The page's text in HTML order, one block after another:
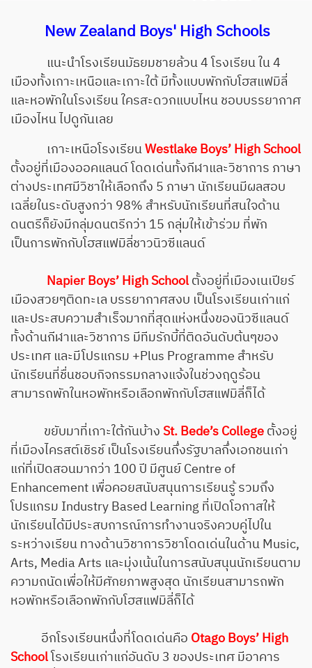
New Zealand Boys' High Schools
แนะนำโรงเรียนมัธยมชายล้วน 4 โรงเรียน ใน 4
เมืองทั้งเกาะเหนือและเกาะใต้ มีทั้งแบบพักกับโฮสแฟมิลี่
และหอพักในโรงเรียน ใครสะดวกแบบไหน ชอบบรรยากาศ
เมืองไหน ไปดูกันเลย
เกาะเหนือโรงเรียนWestlake Boys’ High School
ตั้งอยู่ที่เมืองออคแลนด์ โดดเด่นทั้งกีฬาและวิชาการ ภาษา
ต่างประเทศมีวิชาให้เลือกถึง 5 ภาษา นักเรียนมีผลสอบ
เฉลี่ยในระดับสูงกว่า 98% สำหรับนักเรียนที่สนใจด้าน
ดนตรีก็ยังมีกลุ่มดนตรีกว่า 15 กลุ่มให้เข้าร่วม ที่พัก
เป็นการพักกับโฮสแฟมิลี่ชาวนิวซีแลนด์
Napier Boys’ High Schoolตั้งอยู่ที่เมืองเนเปียร์
เมืองสวยๆติดทะเล บรรยากาศสงบ เป็นโรงเรียนเก่าแก่
และประสบความสำเร็จมากที่สุดแห่งหนึ่งของนิวซีแลนด์
ทั้งด้านกีฬาและวิชาการ มีทีมรักบี้ที่ติดอันดับต้นๆของ
ประเทศ และมีโปรแกรม +Plus Programme สำหรับ
นักเรียนที่ชื่นชอบกิจกรรมกลางแจ้งในช่วงฤดูร้อน
สามารถพักในหอพักหรือเลือกพักกับโฮสแฟมิลี่ก็ได้
ขยับมาที่เกาะใต้กันบ้างSt. Bede’s Collegeตั้งอยู่
ที่เมืองไครสต์เชิรช์ เป็นโรงเรียนกึ่งรัฐบาลกึ่งเอกชนเก่า
แก่ที่เปิดสอนมากว่า 100 ปี มีศูนย์ Centre of
Enhancement เพื่อคอยสนับสนุนการเรียนรู้ รวมถึง
โปรแกรม Industry Based Learning ที่เปิดโอกาสให้
นักเรียนได้มีประสบการณ์การทำงานจริงควบคู่ไปใน
ระหว่างเรียน ทางด้านวิชาการวิชาโดดเด่นในด้าน Music,
Arts, Media Arts และมุ่งเน้นในการสนับสนุนนักเรียนตาม
ความถนัดเพื่อให้มีศักยภาพสูงสุด นักเรียนสามารถพัก
หอพักหรือเลือกพักกับโฮสแฟมิลี่ก็ได้
อีกโรงเรียนหนึ่งที่โดดเด่นคือ Otago Boys’ High
Schoolโรงเรียนเก่าแก่อันดับ 3 ของประเทศ มีอาคาร